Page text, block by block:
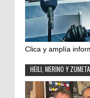
Clica y amplía
HEILI, MERINO Y